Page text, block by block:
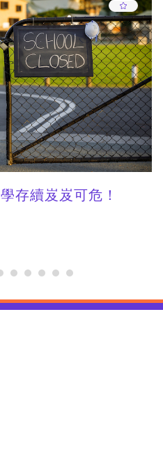
存續岌岌可危！